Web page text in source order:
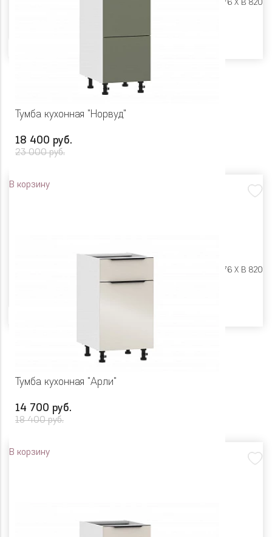
Ш 450 X Г 576 X В 820
Тумба кухонная "Норвуд"
18 400 руб.
23 000 руб.
В корзину
Ш 400 X Г 576 X В 820
Тумба кухонная "Арли"
14 700 руб.
18 400 руб.
В корзину